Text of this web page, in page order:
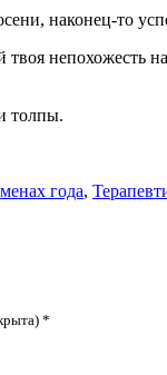
наконец-то
твоя непохожесть
толпы.
года,
*